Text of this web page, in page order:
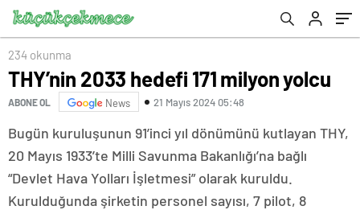
234 okunma
THY’nin 2033 hedefi 171 milyon yolcu
ABONE OL News 21 Mayıs 2024 05:48
Bugün kuruluşunun 91’inci yıl dönümünü kutlayan THY,
20 Mayıs 1933’te Milli Savunma Bakanlığı’na bağlı
“Devlet Hava Yolları İşletmesi” olarak kuruldu.
Kurulduğunda şirketin personel sayısı, 7 pilot, 8